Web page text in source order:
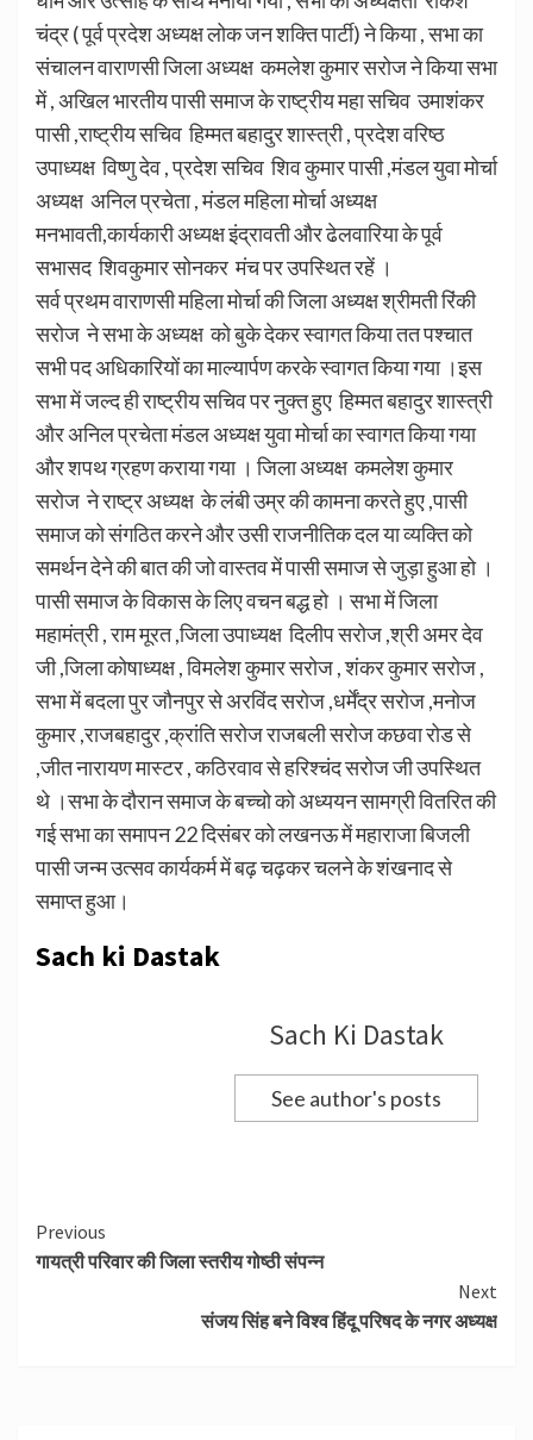
चंद्र ( पूर्व प्रदेश अध्यक्ष लोक जन शक्ति पार्टी) ने किया , सभा का
संचालन वाराणसी जिला अध्यक्ष कमलेश कुमार सरोज ने किया सभा
में , अखिल भारतीय पासी समाज के राष्ट्रीय महा सचिव उमाशंकर
पासी ,राष्ट्रीय सचिव हिम्मत बहादुर शास्त्री , प्रदेश वरिष्ठ
उपाध्यक्ष विष्णु देव , प्रदेश सचिव शिव कुमार पासी ,मंडल युवा मोर्चा
अध्यक्ष अनिल प्रचेता , मंडल महिला मोर्चा अध्यक्ष
मनभावती,कार्यकारी अध्यक्ष इंद्रावती और ढेलवारिया के पूर्व
सभासद शिवकुमार सोनकर मंच पर उपस्थित रहें ।
सर्व प्रथम वाराणसी महिला मोर्चा की जिला अध्यक्ष श्रीमती रिंकी
सरोज ने सभा के अध्यक्ष को बुके देकर स्वागत किया तत पश्चात
सभी पद अधिकारियों का माल्यार्पण करके स्वागत किया गया ।इस
सभा में जल्द ही राष्ट्रीय सचिव पर नुक्त हुए हिम्मत बहादुर शास्त्री
और अनिल प्रचेता मंडल अध्यक्ष युवा मोर्चा का स्वागत किया गया
और शपथ ग्रहण कराया गया । जिला अध्यक्ष कमलेश कुमार
सरोज ने राष्ट्र अध्यक्ष के लंबी उम्र की कामना करते हुए ,पासी
समाज को संगठित करने और उसी राजनीतिक दल या व्यक्ति को
समर्थन देने की बात की जो वास्तव में पासी समाज से जुड़ा हुआ हो ।
पासी समाज के विकास के लिए वचन बद्ध हो । सभा में जिला
महामंत्री , राम मूरत ,जिला उपाध्यक्ष दिलीप सरोज ,श्री अमर देव
जी ,जिला कोषाध्यक्ष , विमलेश कुमार सरोज , शंकर कुमार सरोज ,
सभा में बदला पुर जौनपुर से अरविंद सरोज ,धर्मेंद्र सरोज ,मनोज
कुमार ,राजबहादुर ,क्रांति सरोज राजबली सरोज कछवा रोड से
,जीत नारायण मास्टर , कठिरवाव से हरिश्चंद सरोज जी उपस्थित
थे ।सभा के दौरान समाज के बच्चो को अध्ययन सामग्री वितरित की
गई सभा का समापन 22 दिसंबर को लखनऊ में महाराजा बिजली
पासी जन्म उत्सव कार्यकर्म में बढ़ चढ़कर चलने के शंखनाद से
समाप्त हुआ।
Sach ki Dastak
Sach Ki Dastak
See author's posts
Continue
Reading
Previous
गायत्री परिवार की जिला स्तरीय गोष्ठी संपन्न
Next
संजय सिंह बने विश्व हिंदू परिषद के नगर अध्यक्ष